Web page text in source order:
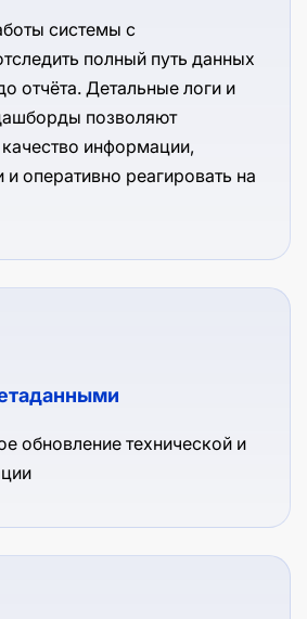
системы с
полный путь данных
отчёта. Детальные логи и
позволяют
информации,
и оперативно реагировать на
обновление технической и